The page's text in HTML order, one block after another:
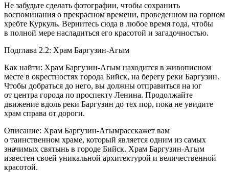
Не забудьте сделать фотографии, чтобы сохранить
воспоминания о прекрасном времени, проведенном на горном
хребте Куркуль. Вернитесь сюда в любое время года, чтобы
в полной мере насладиться его красотой и загадочностью.
Подглава 2.2: Храм Баргузин-Агым
Как найти: Храм Баргузин-Агым находится в живописном
месте в окрестностях города Бийск, на берегу реки Баргузин.
Чтобы добраться до него, вы должны отправиться на юг
от центра города по проспекту Ленина. Продолжайте
движение вдоль реки Баргузин до тех пор, пока не увидите
храм справа от дороги.
Описание: Храм Баргузин-Агымрасскажет вам
о таинственном храме, который является одним из самых
значимых святынь в городе Бийск. Храм Баргузин-Агым
известен своей уникальной архитектурой и величественной
красотой.